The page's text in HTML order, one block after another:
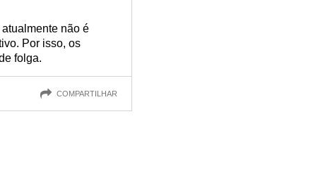
não é
Por isso, os
folga.
COMPARTILHAR